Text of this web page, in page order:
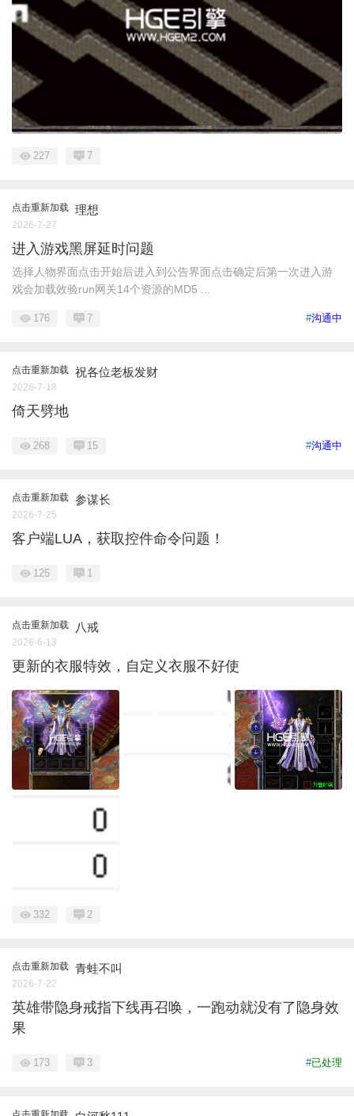
227 7
点击重新加载 理想
2026-7-27
进入游戏黑屏延时问题
选择人物界面点击开始后进入到公告界面点击确定后第一次进入游
戏会加载效验run网关14个资源的MD5 ...
#沟通中
176 7
点击重新加载 祝各位老板发财
2026-7-18
倚天劈地
#沟通中
268 15
点击重新加载 参谋长
2026-7-25
客户端LUA，获取控件命令问题！
125 1
点击重新加载 八戒
2026-6-13
更新的衣服特效，自定义衣服不好使
332 2
点击重新加载 青蛙不叫
2026-7-22
英雄带隐身戒指下线再召唤，一跑动就没有了隐身效
果
#已处理
173 3